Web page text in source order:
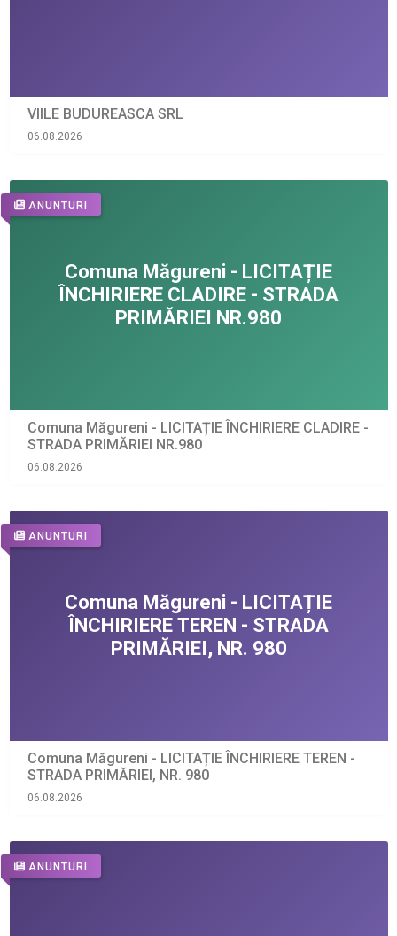
VIILE BUDUREASCA SRL
06.08.2026
ANUNTURI
Comuna Măgureni - LICITAȚIE ÎNCHIRIERE CLADIRE -
STRADA PRIMĂRIEI NR.980
06.08.2026
ANUNTURI
Comuna Măgureni - LICITAȚIE ÎNCHIRIERE TEREN -
STRADA PRIMĂRIEI, NR. 980
06.08.2026
ANUNTURI